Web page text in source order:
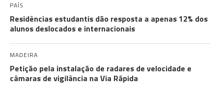
PAÍS
Residências estudantis dão resposta a apenas 12% dos
alunos deslocados e internacionais
MADEIRA
Petição pela instalação de radares de velocidade e
câmaras de vigilância na Via Rápida